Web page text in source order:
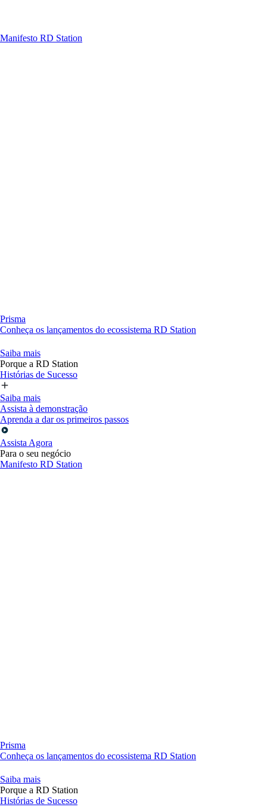
Manifesto RD Station
Prisma
Conheça os lançamentos do ecossistema RD Station
Saiba mais
Porque a RD Station
Histórias de Sucesso
Saiba mais
Assista à demonstração
Aprenda a dar os primeiros passos
Assista Agora
Para o seu negócio
Manifesto RD Station
Prisma
Conheça os lançamentos do ecossistema RD Station
Saiba mais
Porque a RD Station
Histórias de Sucesso